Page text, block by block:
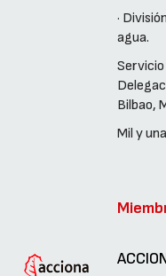
·
agua.
Servicio
Bilbao,
Mil y